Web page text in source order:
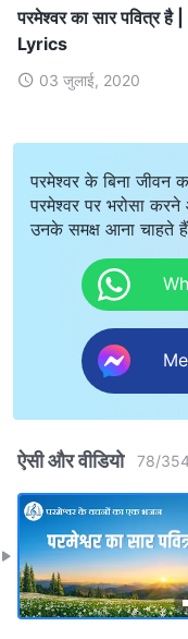
परमेश्वर का सार
Lyrics
03 जुलाई, 2020
परमेश्वर के बिना
परमेश्वर पर भरोसा
उनके समक्ष आना चाहते
ऐसी और वीडियो 78/354